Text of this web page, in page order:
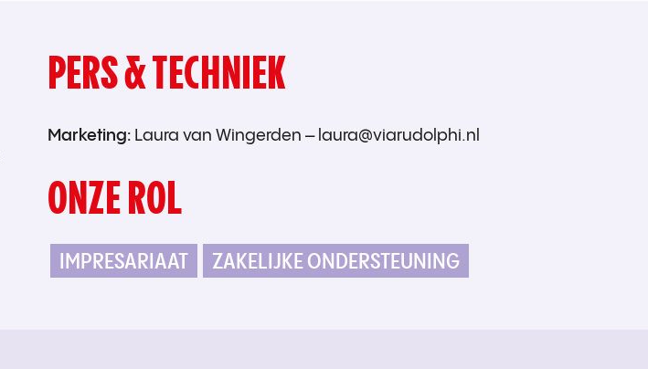
PERS & TECHNIEK
Marketing: Laura van Wingerden – laura@viarudolphi.nl
ONZE ROL
IMPRESARIAAT ZAKELIJKE ONDERSTEUNING